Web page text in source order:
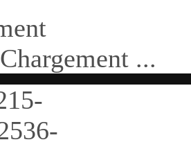
Chargement ...